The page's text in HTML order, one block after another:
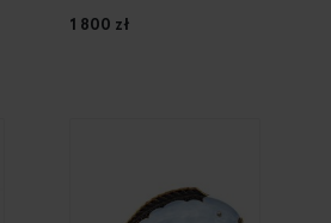
1 800 zł